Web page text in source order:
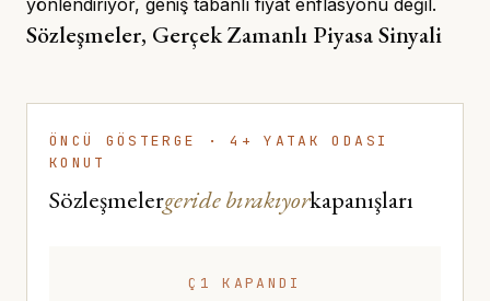
yönlendiriyor, geniş tabanlı fiyat enflasyonu değil.
Sözleşmeler, Gerçek Zamanlı Piyasa Sinyali
ÖNCÜ GÖSTERGE · 4+ YATAK ODASI
KONUT
Sözleşmelergeride bırakıyorkapanışları
Ç1 KAPANDI